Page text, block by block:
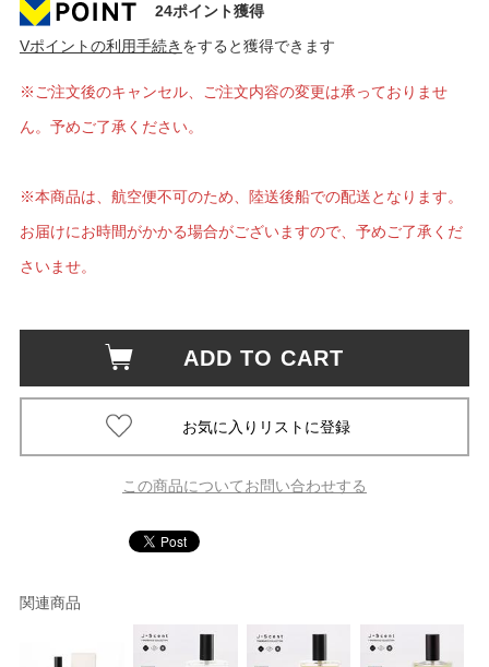
24ポイント獲得
Vポイントの利用手続き をすると獲得できます
※ご注文後のキャンセル、ご注文内容の変更は承っておりませ
ん。予めご了承ください。
※本商品は、航空便不可のため、陸送後船での配送となります。
お届けにお時間がかかる場合がございますので、予めご了承くだ
さいませ。
ADD TO CART
この商品についてお問い合わせする
関連商品